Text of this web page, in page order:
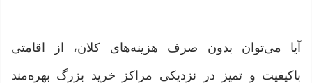
آیا می‌توان بدون صرف هزینه‌های کلان، از اقامتی
باکیفیت و تمیز در نزدیکی مراکز خرید بزرگ بهره‌مند